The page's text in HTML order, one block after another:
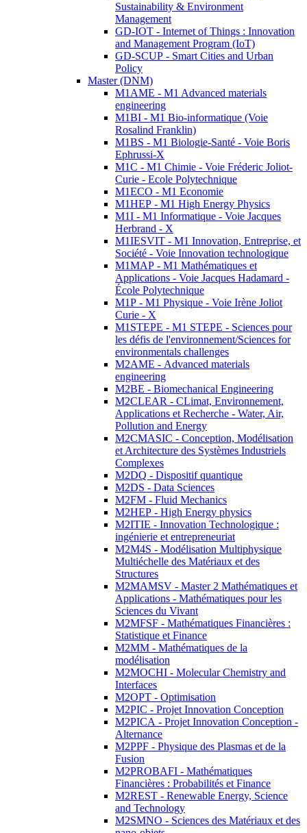
Sustainability & Environment
Management
GD-IOT - Internet of Things : Innovation
and Management Program (IoT)
GD-SCUP - Smart Cities and Urban
Policy
Master (DNM)
M1AME - M1 Advanced materials
engineering
M1BI - M1 Bio-informatique (Voie
Rosalind Franklin)
M1BS - M1 Biologie-Santé - Voie Boris
Ephrussi-X
M1C - M1 Chimie - Voie Fréderic Joliot-
Curie - Ecole Polytechnique
M1ECO - M1 Economie
M1HEP - M1 High Energy Physics
M1I - M1 Informatique - Voie Jacques
Herbrand - X
M1IESVIT - M1 Innovation, Entreprise, et
Société - Voie Innovation technologique
M1MAP - M1 Mathématiques et
Applications - Voie Jacques Hadamard -
École Polytechnique
M1P - M1 Physique - Voie Irène Joliot
Curie - X
M1STEPE - M1 STEPE - Sciences pour
les défis de l'environnement/Sciences for
environmentals challenges
M2AME - Advanced materials
engineering
M2BE - Biomechanical Engineering
M2CLEAR - CLimat, Environnement,
Applications et Recherche - Water, Air,
Pollution and Energy
M2CMASIC - Conception, Modélisation
et Architecture des Systèmes Industriels
Complexes
M2DQ - Dispositif quantique
M2DS - Data Sciences
M2FM - Fluid Mechanics
M2HEP - High Energy physics
M2ITIE - Innovation Technologique :
ingénierie et entrepreneuriat
M2M4S - Modélisation Multiphysique
Multiéchelle des Matériaux et des
Structures
M2MAMSV - Master 2 Mathématiques et
Applications - Mathématiques pour les
Sciences du Vivant
M2MFSF - Mathématiques Financières :
Statistique et Finance
M2MM - Mathématiques de la
modélisation
M2MOCHI - Molecular Chemistry and
Interfaces
M2OPT - Optimisation
M2PIC - Projet Innovation Conception
M2PICA - Projet Innovation Conception -
Alternance
M2PPF - Physique des Plasmas et de la
Fusion
M2PROBAFI - Mathématiques
Financières : Probabilités et Finance
M2REST - Renewable Energy, Science
and Technology
M2SMNO - Sciences des Matériaux et des